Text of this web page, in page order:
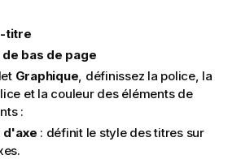
titre
bas de page
Graphique , définissez la police, la
et la couleur des éléments de
:
: définit le style des titres sur